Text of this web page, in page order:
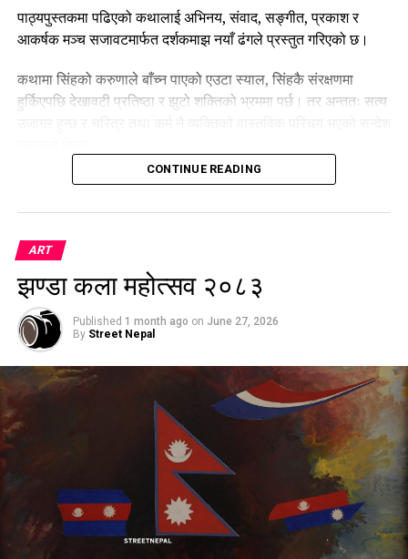
पाठ्यपुस्तकमा पढिएको कथालाई अभिनय, संवाद, सङ्गीत, प्रकाश र
आकर्षक मञ्च सजावटमार्फत दर्शकमाझ नयाँ ढंगले प्रस्तुत गरिएको छ।
कथामा सिंहको करुणाले बाँच्न पाएको एउटा स्याल, सिंहकै संरक्षणमा
हुर्किएपछि देखावटी प्रतिष्ठा र झुटो शक्तिको भ्रममा पर्छ। तर अन्ततः सत्य
नाटकमा सोनम तामाङ, सविन थामी, विशाल शाही, सेर्मो तामाङ, सुस्मिता
‘स्यालसिंह’
थिएटरमा मञ्चन हुनेछ। साथै, प्रत्येक शनिबार दिउँसो १:३० बजे अतिरिक्त
शो पनि सञ्चालन हुने आयोजकले जनाएको छ।
CONTINUE READING
ART
झण्डा कला महोत्सव २०८३
Published 1 month ago on June 27, 2026
By Street Nepal